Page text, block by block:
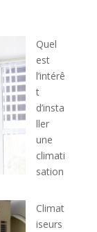
Quel
est
l’intérê
t
d’insta
ller
une
climati
sation
Climat
iseurs